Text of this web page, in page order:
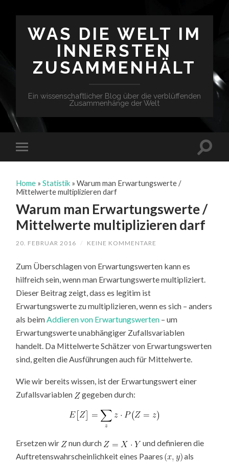
WAS DIE WELT IM
INNERSTEN
ZUSAMMENHÄLT
Ein wissenschaftlicher Blog über die verblüffenden
Zusammenhänge der Welt
Home »Statistik »Warum man Erwartungswerte /
Mittelwerte multiplizieren darf
Warum man Erwartungswerte /
Mittelwerte multiplizieren darf
20. FEBRUAR 2016 / KEINE KOMMENTARE
Zum Überschlagen von Erwartungswerten kann es
hilfreich sein, wenn man Erwartungswerte multipliziert.
Dieser Beitrag zeigt, dass es legitim ist
Erwartungswerte zu multiplizieren, wenn es sich – anders
als beim Addieren von Erwartungswerten – um
Erwartungswerte unabhängiger Zufallsvariablen
handelt. Da Mittelwerte Schätzer von Erwartungswerten
sind, gelten die Ausführungen auch für Mittelwerte.
Wie wir bereits wissen, ist der Erwartungswert einer
Zufallsvariablen
gegeben durch:
Ersetzen wir nun durch
und definieren die
Auftretenswahrscheinlichkeit eines Paares
als